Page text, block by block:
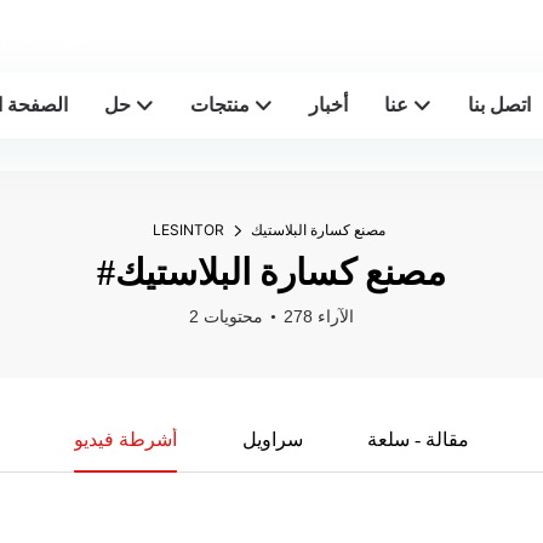
الصفحة حل منتجات أخبار عنا اتصل بنا
LESINTOR مصنع كسارة البلاستيك
#مصنع كسارة البلاستيك
2 محتويات 278 الآراء
أشرطة فيديو سراويل مقالة - سلعة